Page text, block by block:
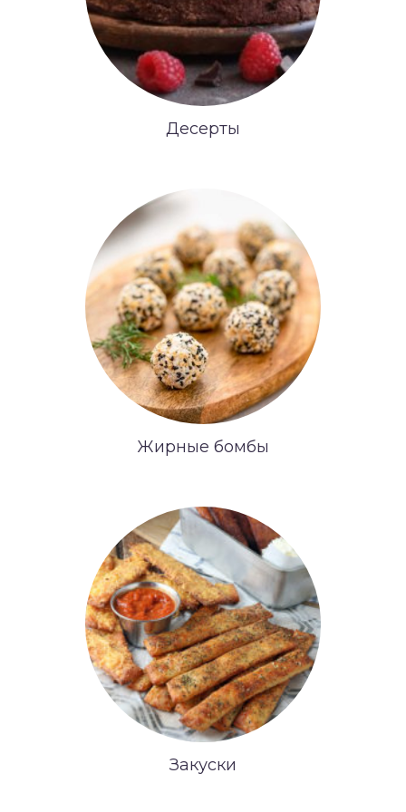
Десерты
Жирные бомбы
Закуски